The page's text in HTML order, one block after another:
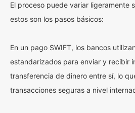
El proceso puede variar ligeramente
estos son los pasos básicos:
En un pago SWIFT, los bancos
estandarizados para enviar y recibir
transferencia de dinero entre sí, lo
transacciones seguras a nivel